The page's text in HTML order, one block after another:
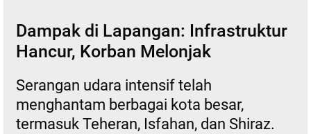
Dampak di Lapangan: Infrastruktur
Hancur, Korban Melonjak
Serangan udara intensif telah
menghantam berbagai kota besar,
termasuk Teheran, Isfahan, dan Shiraz.